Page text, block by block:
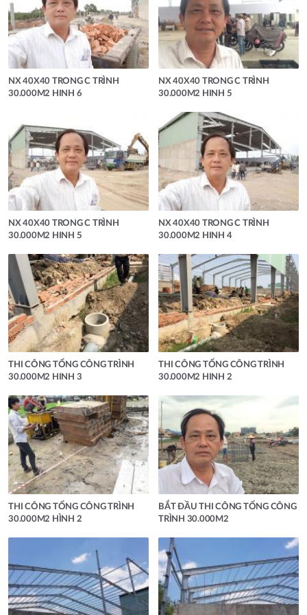
NX 40X40 TRONG C TRÌNH
30.000M2 HINH 6
NX 40X40 TRONG C TRÌNH
30.000M2 HINH 5
NX 40X40 TRONG C TRÌNH
30.000M2 HINH 5
NX 40X40 TRONG C TRÌNH
30.000M2 HINH 4
THI CÔNG TỔNG CÔNG TRÌNH
30.000M2 HINH 3
THI CÔNG TỔNG CÔNG TRÌNH
30.000M2 HINH 2
THI CÔNG TỔNG CÔNG TRÌNH
30.000M2 HÌNH 2
BẮT ĐẦU THI CÔNG TỔNG CÔNG
TRÌNH 30.000M2